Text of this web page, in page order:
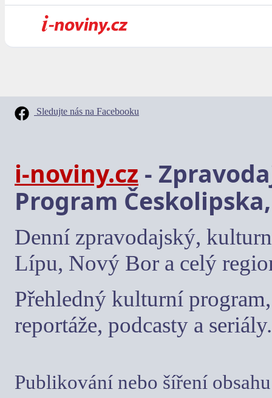
Sledujte nás na Facebooku
i-noviny.cz -
Program
Denní zpravodajský,
Lípu, Nový Bor a celý
Přehledný kulturní
reportáže, podcasty a seriály.
Publikování nebo šíření